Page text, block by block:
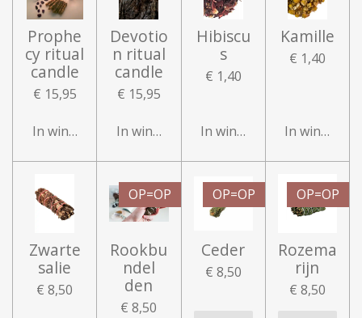
Prophe
cy ritual
candle
€ 15,95
In winkelwagen
Devotio
n ritual
candle
€ 15,95
In winkelwagen
Hibiscu
s
€ 1,40
In winkelwagen
Kamille
€ 1,40
In
Zwarte
salie
€ 8,50
OP=OP
Rookbu
ndel
den
€ 8,50
OP=OP
Ceder
€ 8,50
OP=OP
Rozema
rijn
€ 8,50